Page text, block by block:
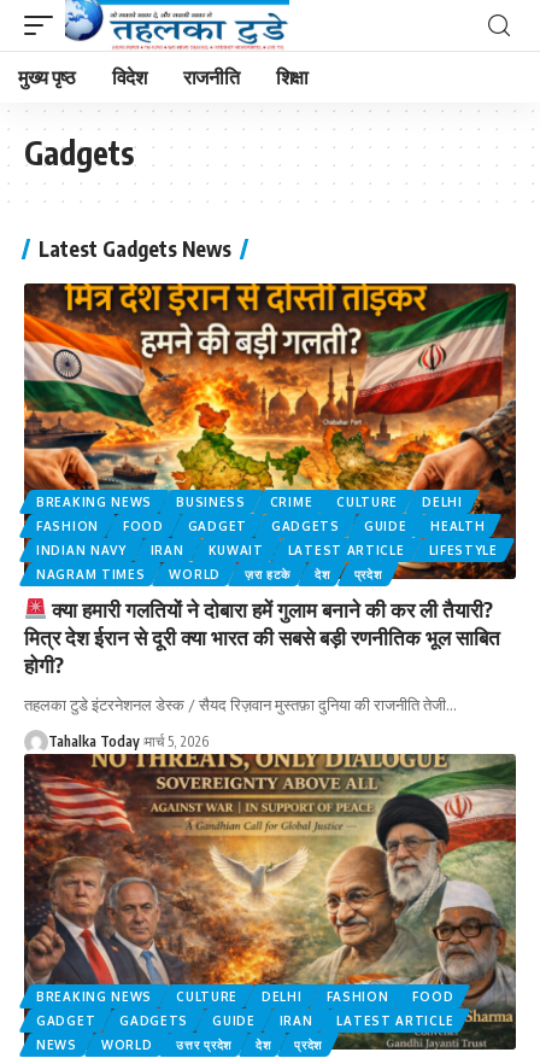
मुख्य पृष्ठ विदेश राजनीति शिक्षा
Gadgets
Latest Gadgets News
BREAKING NEWS BUSINESS CRIME CULTURE
DELHI
FASHION
FOOD GADGET GADGETS GUIDE
HEALTH
INDIAN NAVY
IRAN KUWAIT LATEST ARTICLE
LIFESTYLE
NAGRAM TIMES
WORLD ज़रा हटके देश प्रदेश
क्या हमारी गलतियों ने दोबारा हमें गुलाम बनाने की कर ली तैयारी?
मित्र देश ईरान से दूरी क्या भारत की सबसे बड़ी रणनीतिक भूल साबित
होगी?
तहलका टुडे इंटरनेशनल डेस्क / सैयद रिज़वान मुस्तफ़ा दुनिया की राजनीति तेजी…
Tahalka Today मार्च 5, 2026
BREAKING NEWS CULTURE DELHI FASHION
FOOD
GADGET
GADGETS GUIDE IRAN
LATEST ARTICLE
NEWS
WORLD उत्तर प्रदेश देश प्रदेश